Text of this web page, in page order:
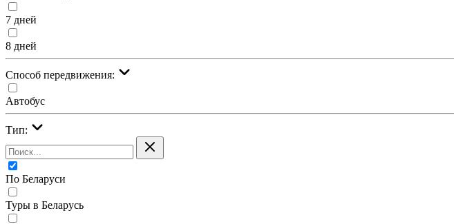
7 дней
8 дней
Cпособ передвижения:
Автобус
Тип:
По Беларуси
Туры в Беларусь